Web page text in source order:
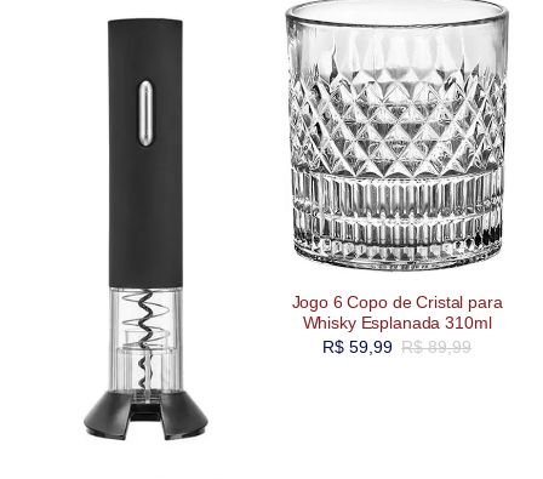
Jogo 6 Copo de Cristal para
Whisky Esplanada 310ml
R$89,99
R$59,99